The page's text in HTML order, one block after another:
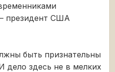
– президент США
быть признательны
дело здесь не в мелких